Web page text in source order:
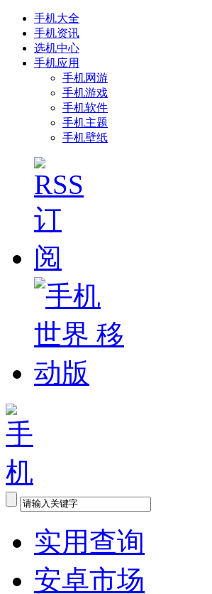
手机大全
手机资讯
选机中心
手机应用
手机网游
手机游戏
手机软件
手机主题
手机壁纸
实用查询
安卓市场